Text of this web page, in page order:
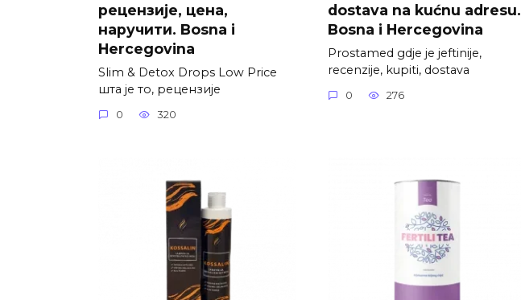
рецензије, цена,
наручити. Bosna i
Hercegovina
Slim & Detox Drops Low Price
шта је то, рецензије
0 320
dostava na kućnu adresu.
Bosna i Hercegovina
Prostamed gdje je jeftinije,
recenzije, kupiti, dostava
0 276